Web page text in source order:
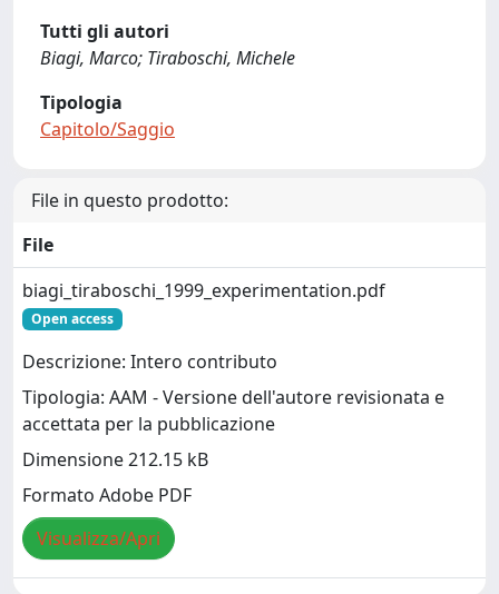
Tutti gli autori
Biagi, Marco; Tiraboschi, Michele
Tipologia
Capitolo/Saggio
File in questo prodotto:
File
biagi_tiraboschi_1999_experimentation.pdf
Open access
Descrizione: Intero contributo
Tipologia: AAM - Versione dell'autore revisionata e
accettata per la pubblicazione
Dimensione 212.15 kB
Formato Adobe PDF
Visualizza/Apri